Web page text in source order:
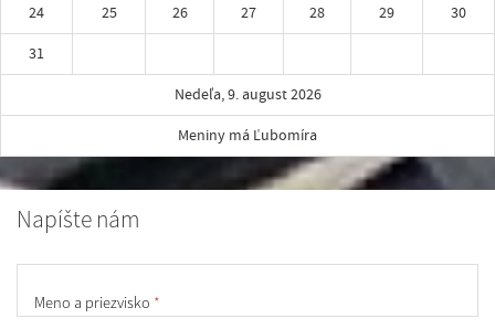
24
25 26 27 28 29
30
31
Nedeľa, 9. august 2026
Meniny má Ľubomíra
Napíšte nám
Meno a priezvisko *